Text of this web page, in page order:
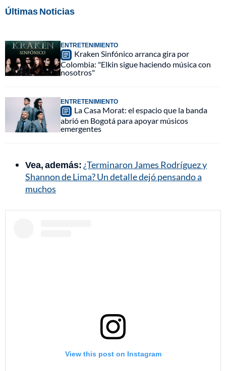
Últimas Noticias
ENTRETENIMIENTO
Kraken Sinfónico arranca gira por
Colombia: "Elkin sigue haciendo música con
nosotros"
ENTRETENIMIENTO
La Casa Morat: el espacio que la banda
abrió en Bogotá para apoyar músicos
emergentes
Vea, además: ¿Terminaron James Rodríguez y
Shannon de Lima? Un detalle dejó pensando a
muchos
View this post on Instagram